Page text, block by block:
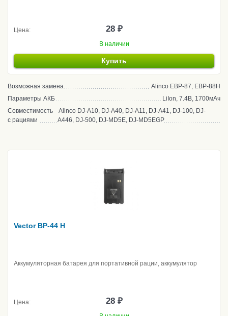
Цена: 28 ₽
В наличии
Купить
Возможная замена
Alinco EBP-87, EBP-88H
Параметры АКБ
LiIon, 7.4В, 1700мАч
Совместимость
с рациями
Alinco DJ-A10, DJ-A40, DJ-A11, DJ-A41, DJ-100, DJ-
A446, DJ-500, DJ-MD5E, DJ-MD5EGP
Vector BP-44 H
Аккумуляторная батарея для портативной рации, аккумулятор
Цена: 28 ₽